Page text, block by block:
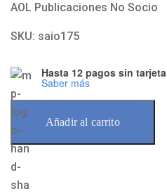
AOL Publicaciones No Socio
SKU: saio175
Hasta 12 pagos sin tarjeta
Saber más
Añadir al carrito